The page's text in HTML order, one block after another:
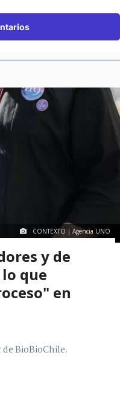
CONTEXTO | Agencia UNO
y de
que
en
BioBioChile.